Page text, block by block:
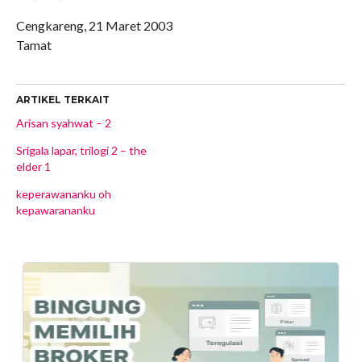
Cengkareng, 21 Maret 2003
Tamat
ARTIKEL TERKAIT
Arisan syahwat – 2
Srigala lapar, trilogi 2 – the
elder 1
keperawananku oh
kepawarananku